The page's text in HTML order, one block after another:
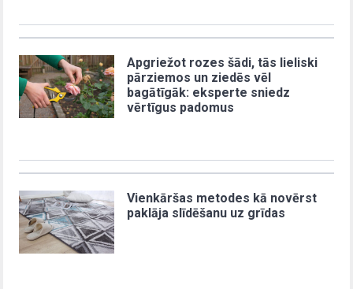
Apgriežot rozes šādi, tās lieliski
pārziemos un ziedēs vēl
bagātīgāk: eksperte sniedz
vērtīgus padomus
Vienkāršas metodes kā novērst
paklāja slīdēšanu uz grīdas